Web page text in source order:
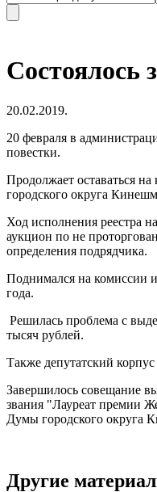
Состоялось
20.02.2019.
20 февраля в
повестки.
Продолжает оставаться
городского округа
Ход исполнения реестра
аукцион по не
определения подрядчика.
Поднимался на комиссии и
года.
Решилась проблема с
тысяч рублей.
Также депутатский
Завершилось совещание
звания "Лауреат премии
Думы городского округа
Другие